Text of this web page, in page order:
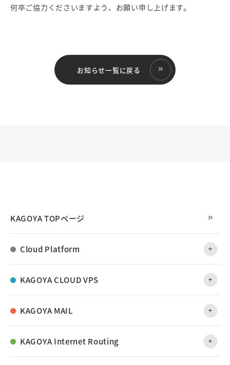
何卒ご協力くださいますよう、お願い申し上げます。
お知らせ一覧に戻る
KAGOYA TOPページ
Cloud Platform
KAGOYA CLOUD VPS
KAGOYA MAIL
KAGOYA Internet Routing